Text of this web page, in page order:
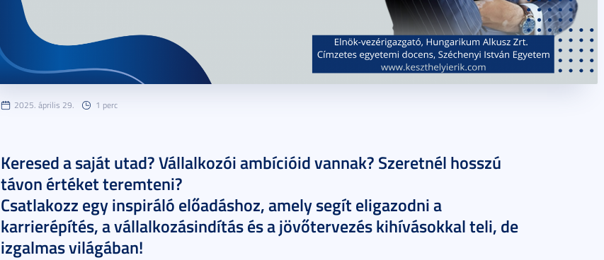
2025. április 29. 1 perc
Keresed a saját utad? Vállalkozói ambícióid vannak? Szeretnél hosszú
távon értéket teremteni?
Csatlakozz egy inspiráló előadáshoz, amely segít eligazodni a
karrierépítés, a vállalkozásindítás és a jövőtervezés kihívásokkal teli, de
izgalmas világában!